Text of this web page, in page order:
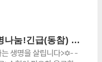
할 수 있다는 입장이다.
떻게 대응 할 지 밝히진
주장을 뒷 받침 할 만한
되지 않았기 때문에 그 동
하게 다르다고 판단한다.
<코로나19>예방법외 <생명나눔!긴급(동참) 간곡한 요청서>
생명을 살립니다>✡- -